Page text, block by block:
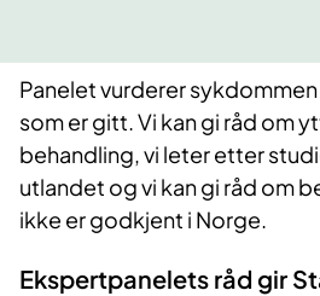
Panelet vurderer
som er gitt. Vi kan gi råd om
behandling, vi leter etter
utlandet og vi kan gi råd om
ikke er godkjent i Norge.
Ekspertpanelets råd gir